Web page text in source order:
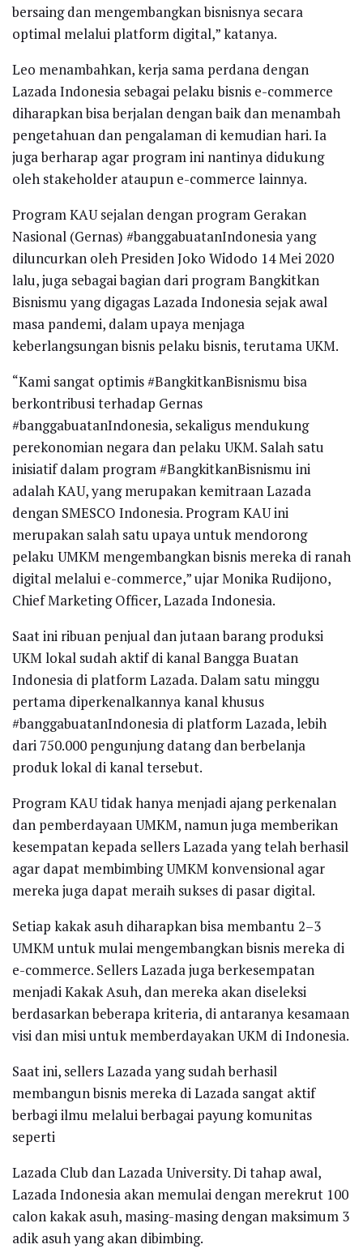
bersaing dan mengembangkan bisnisnya secara
optimal melalui platform digital,” katanya.
Leo menambahkan, kerja sama perdana dengan
Lazada Indonesia sebagai pelaku bisnis e-commerce
diharapkan bisa berjalan dengan baik dan menambah
pengetahuan dan pengalaman di kemudian hari. Ia
juga berharap agar program ini nantinya didukung
oleh stakeholder ataupun e-commerce lainnya.
Program KAU sejalan dengan program Gerakan
Nasional (Gernas) #banggabuatanIndonesia yang
diluncurkan oleh Presiden Joko Widodo 14 Mei 2020
lalu, juga sebagai bagian dari program Bangkitkan
Bisnismu yang digagas Lazada Indonesia sejak awal
masa pandemi, dalam upaya menjaga
keberlangsungan bisnis pelaku bisnis, terutama UKM.
“Kami sangat optimis #BangkitkanBisnismu bisa
berkontribusi terhadap Gernas
#banggabuatanIndonesia, sekaligus mendukung
perekonomian negara dan pelaku UKM. Salah satu
inisiatif dalam program #BangkitkanBisnismu ini
adalah KAU, yang merupakan kemitraan Lazada
dengan SMESCO Indonesia. Program KAU ini
merupakan salah satu upaya untuk mendorong
pelaku UMKM mengembangkan bisnis mereka di ranah
digital melalui e-commerce,” ujar Monika Rudijono,
Chief Marketing Officer, Lazada Indonesia.
Saat ini ribuan penjual dan jutaan barang produksi
UKM lokal sudah aktif di kanal Bangga Buatan
Indonesia di platform Lazada. Dalam satu minggu
pertama diperkenalkannya kanal khusus
#banggabuatanIndonesia di platform Lazada, lebih
dari 750.000 pengunjung datang dan berbelanja
produk lokal di kanal tersebut.
Program KAU tidak hanya menjadi ajang perkenalan
dan pemberdayaan UMKM, namun juga memberikan
kesempatan kepada sellers Lazada yang telah berhasil
agar dapat membimbing UMKM konvensional agar
mereka juga dapat meraih sukses di pasar digital.
Setiap kakak asuh diharapkan bisa membantu 2–3
UMKM untuk mulai mengembangkan bisnis mereka di
e-commerce. Sellers Lazada juga berkesempatan
menjadi Kakak Asuh, dan mereka akan diseleksi
berdasarkan beberapa kriteria, di antaranya kesamaan
visi dan misi untuk memberdayakan UKM di Indonesia.
Saat ini, sellers Lazada yang sudah berhasil
membangun bisnis mereka di Lazada sangat aktif
berbagi ilmu melalui berbagai payung komunitas
seperti
Lazada Club dan Lazada University. Di tahap awal,
Lazada Indonesia akan memulai dengan merekrut 100
calon kakak asuh, masing-masing dengan maksimum 3
adik asuh yang akan dibimbing.